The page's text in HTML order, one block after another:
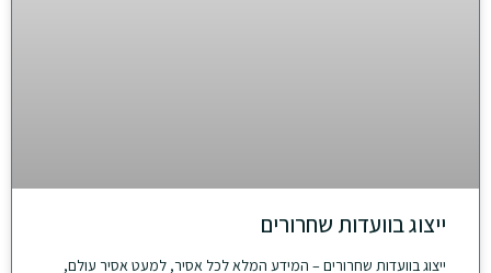
ייצוג בוועדות שחרורים
ייצוג בוועדות שחרורים – המידע המלא לכל אסיר, למעט אסיר עולם,